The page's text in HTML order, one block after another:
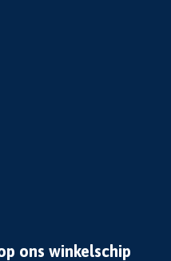
ons winkelschip